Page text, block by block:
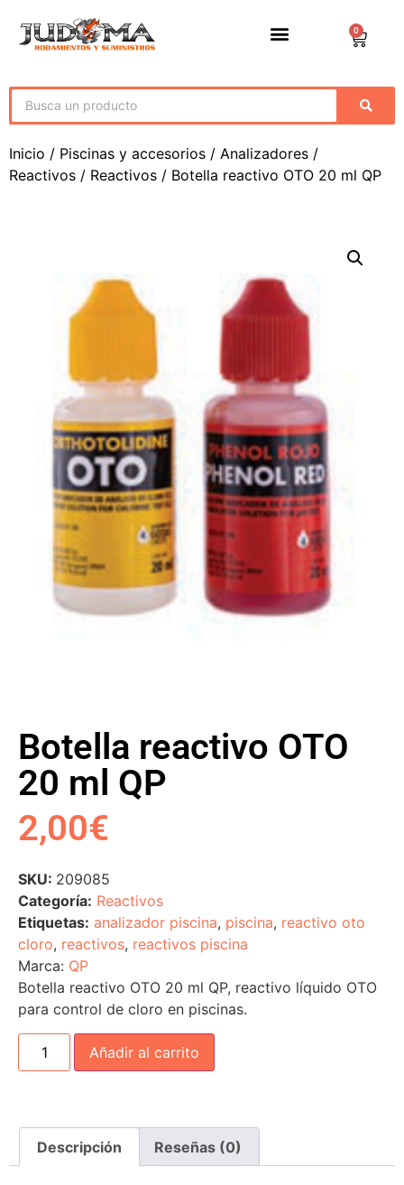
0
Inicio / Piscinas y accesorios / Analizadores /
Reactivos / Reactivos / Botella reactivo OTO 20 ml QP
Botella reactivo OTO
20 ml QP
2,00€
SKU: 209085
Categoría: Reactivos
Etiquetas: analizador piscina, piscina, reactivo oto
cloro, reactivos, reactivos piscina
Marca: QP
Botella reactivo OTO 20 ml QP, reactivo líquido OTO
para control de cloro en piscinas.
Añadir al carrito
Descripción Reseñas (0)